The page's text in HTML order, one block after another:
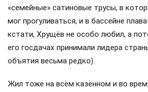
«семейные» сатиновые трусы, в
мог прогуливаться, и в бассейне
кстати, Хрущёв не особо любил, а
его госдачах принимали лидера
объятия весьма редко).
Жил тоже на всём казённом и во